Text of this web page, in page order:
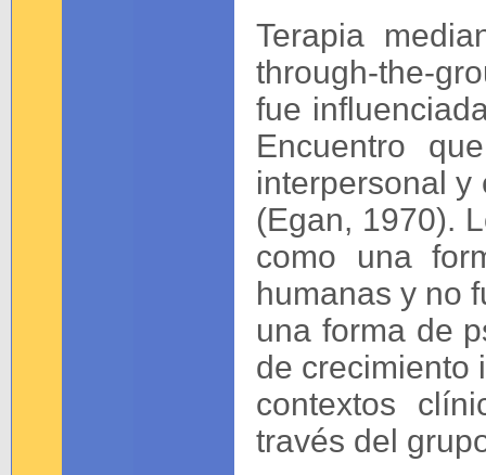
Terapia
through-the-
fue
Encuentro
interpersonal y
(Egan, 1970).
como una
humanas y no
una forma de
de crecimiento
contextos
través del